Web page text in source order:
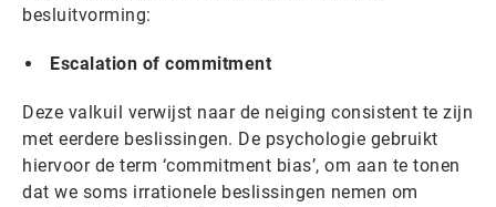
besluitvorming:
Escalation of commitment
Deze valkuil verwijst naar de neiging consistent te zijn
met eerdere beslissingen. De psychologie gebruikt
hiervoor de term ‘commitment bias’, om aan te tonen
dat we soms irrationele beslissingen nemen om